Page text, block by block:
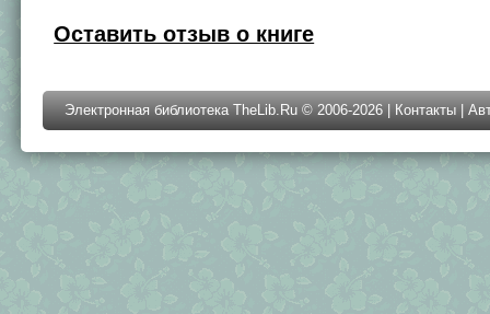
Оставить отзыв о книге
Электронная библиотека TheLib.Ru © 2006-2026 | Контакты |